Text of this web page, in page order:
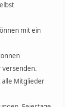
mit ein
versenden.
alle Mitglieder